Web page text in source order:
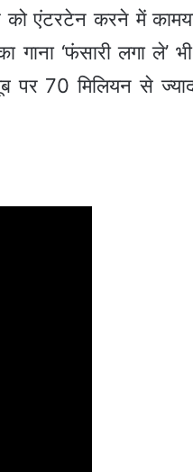
एंटरटेन करने में
‘फंसारी लगा ले’
70 मिलियन से